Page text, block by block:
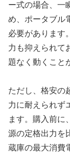
ー式の場合、一
め、ポータブル
必要があります
力も抑えられて
題なく動くこと
ただし、格安の
力に耐えられず
ます。購入前に
源の定格出力を
蔵庫の最大消費